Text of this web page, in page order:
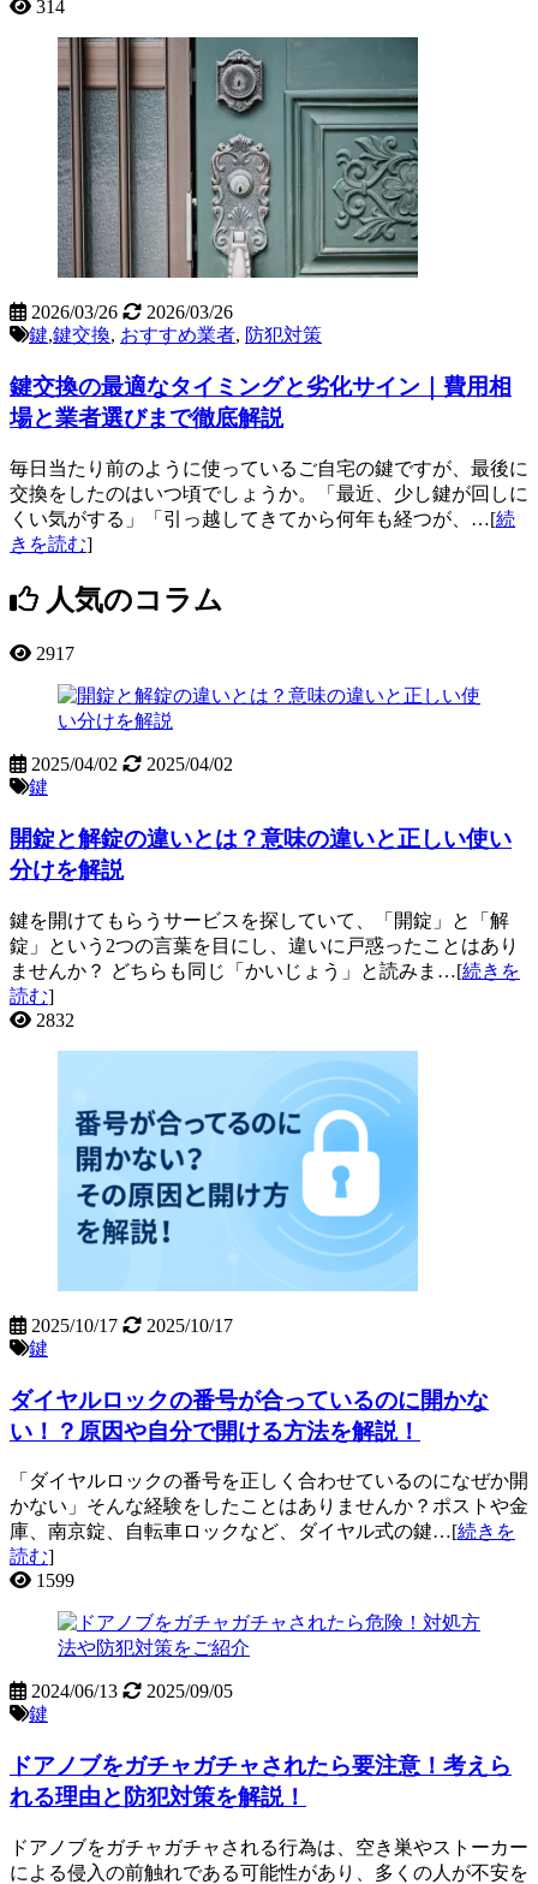
314
2026/03/26
2026/03/26
鍵,鍵交換, おすすめ業者, 防犯対策
鍵交換の最適なタイミングと劣化サイン｜費用相
場と業者選びまで徹底解説
毎日当たり前のように使っているご自宅の鍵ですが、最後に
交換をしたのはいつ頃でしょうか。「最近、少し鍵が回しに
くい気がする」「引っ越してきてから何年も経つが、…[続
きを読む]
人気のコラム
2917
2025/04/02
2025/04/02
鍵
開錠と解錠の違いとは？意味の違いと正しい使い
分けを解説
鍵を開けてもらうサービスを探していて、「開錠」と「解
錠」という2つの言葉を目にし、違いに戸惑ったことはあり
ませんか？ どちらも同じ「かいじょう」と読みま…[続きを
読む]
2832
2025/10/17
2025/10/17
鍵
ダイヤルロックの番号が合っているのに開かな
い！？原因や自分で開ける方法を解説！
「ダイヤルロックの番号を正しく合わせているのになぜか開
かない」そんな経験をしたことはありませんか？ポストや金
庫、南京錠、自転車ロックなど、ダイヤル式の鍵…[続きを
読む]
1599
2024/06/13
2025/09/05
鍵
ドアノブをガチャガチャされたら要注意！考えら
れる理由と防犯対策を解説！
ドアノブをガチャガチャされる行為は、空き巣やストーカー
による侵入の前触れである可能性があり、多くの人が不安を